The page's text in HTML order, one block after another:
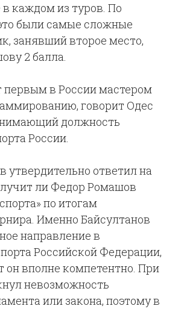
каждом из туров. По
были самые сложные
занявший второе место,
2 балла.
первым в России мастером
говорит Одес
должность
России.
утвердительно ответил на
ли Федор Ромашов
по итогам
Именно Байсултанов
направление в
Российской Федерации,
он вполне компетентно. При
невозможность
или закона, поэтому в